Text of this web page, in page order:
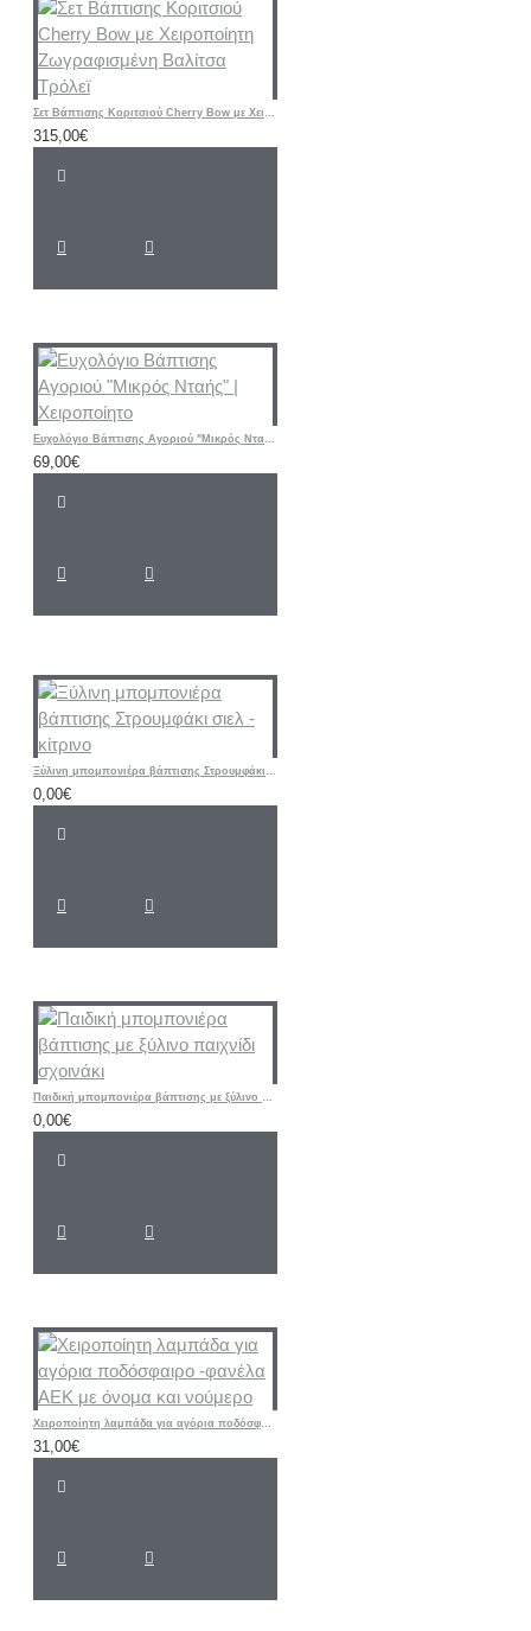
Σετ Βάπτισης Κοριτσιού Cherry Bow με Χειροποίητη Ζωγραφισμένη Βαλίτσα Τρόλεϊ
315,00€
Ευχολόγιο Βάπτισης Αγοριού "Μικρός Νταής" | Χειροποίητο
69,00€
Ξύλινη μπομπονιέρα βάπτισης Στρουμφάκι σιελ - κίτρινο
0,00€
Παιδική μπομπονιέρα βάπτισης με ξύλινο παιχνίδι σχοινάκι
0,00€
Χειροποίητη λαμπάδα για αγόρια ποδόσφαιρο -φανέλα ΑΕΚ με όνομα και νούμερο
31,00€